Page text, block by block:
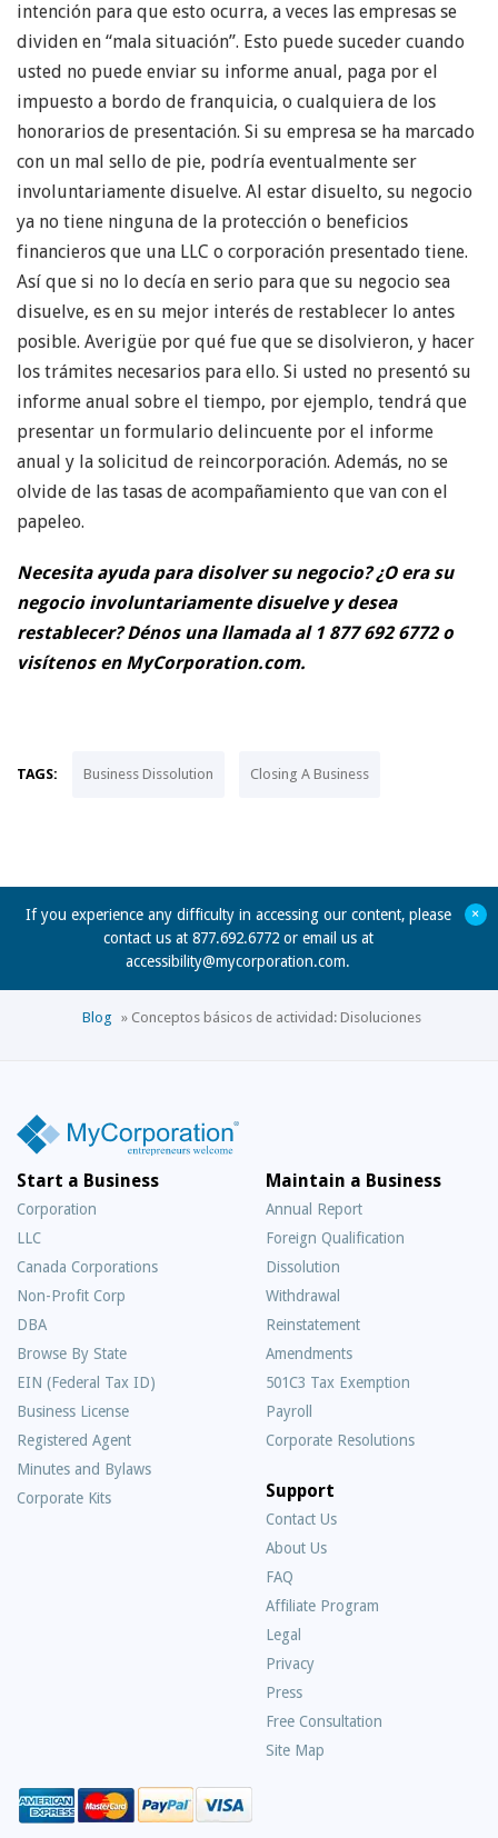
intención para que esto ocurra, a veces las empresas se
dividen en “mala situación”. Esto puede suceder cuando
usted no puede enviar su informe anual, paga por el
impuesto a bordo de franquicia, o cualquiera de los
honorarios de presentación. Si su empresa se ha marcado
con un mal sello de pie, podría eventualmente ser
involuntariamente disuelve. Al estar disuelto, su negocio
ya no tiene ninguna de la protección o beneficios
financieros que una LLC o corporación presentado tiene.
Así que si no lo decía en serio para que su negocio sea
disuelve, es en su mejor interés de restablecer lo antes
posible. Averigüe por qué fue que se disolvieron, y hacer
los trámites necesarios para ello. Si usted no presentó su
informe anual sobre el tiempo, por ejemplo, tendrá que
presentar un formulario delincuente por el informe
anual y la solicitud de reincorporación. Además, no se
olvide de las tasas de acompañamiento que van con el
papeleo.
Necesita ayuda para disolver su negocio? ¿O era su
negocio involuntariamente disuelve y desea
restablecer? Dénos una llamada al 1 877 692 6772 o
visítenos en MyCorporation.com.
TAGS: Business Dissolution Closing A Business
If you experience any difficulty in accessing our content, please
contact us at 877.692.6772 or email us at
accessibility@mycorporation.com.
+
Blog » Conceptos básicos de actividad: Disoluciones
Start a Business
Corporation
LLC
Canada Corporations
Non-Profit Corp
DBA
Browse By State
EIN (Federal Tax ID)
Business License
Registered Agent
Minutes and Bylaws
Corporate Kits
Maintain a Business
Annual Report
Foreign Qualification
Dissolution
Withdrawal
Reinstatement
Amendments
501C3 Tax Exemption
Payroll
Corporate Resolutions
Support
Contact Us
About Us
FAQ
Asked
Questions
Affiliate Program
Legal
Privacy
Press
Free Consultation
Site Map